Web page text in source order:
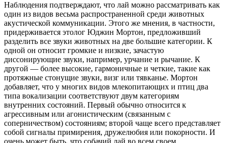
Наблюдения подтверждают, что лай можно рассматривать как
один из видов весьма распространенной среди животных
акустической коммуникации. Этого же мнения, в частности,
придерживается этолог Юджин Мортон, предложивший
разделить все звуки животных на две большие категории. К
одной он относит громкие и низкие, зачастую
диссонирующие звуки, например, урчание и рычание. К
другой — более высокие, гармоничные и четкие, такие как
протяжные стонущие звуки, визг или тявканье. Мортон
добавляет, что у многих видов млекопитающих и птиц два
типа вокализации соответствуют двум категориям
внутренних состояний. Первый обычно относится к
агрессивным или агонистическим (связанным с
соперничеством) состояниям; второй чаще всего представляет
собой сигналы примирения, дружелюбия или покорности. И
очень может быть, что собачий лай во всем своем